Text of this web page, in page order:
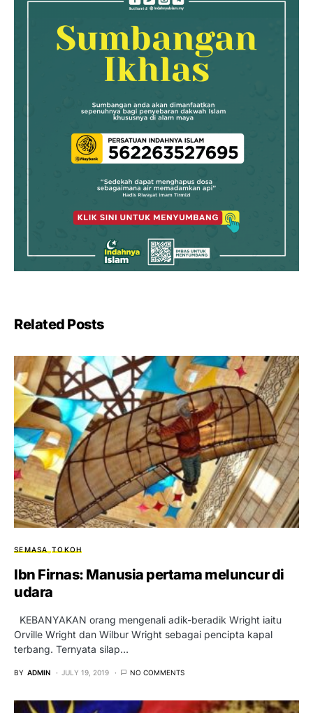
Related Posts
SEMASA TOKOH
Ibn Firnas: Manusia pertama meluncur di
udara
KEBANYAKAN orang mengenali adik-beradik Wright iaitu
Orville Wright dan Wilbur Wright sebagai pencipta kapal
terbang. Ternyata silap…
BY ADMIN JULY 19, 2019 NO COMMENTS